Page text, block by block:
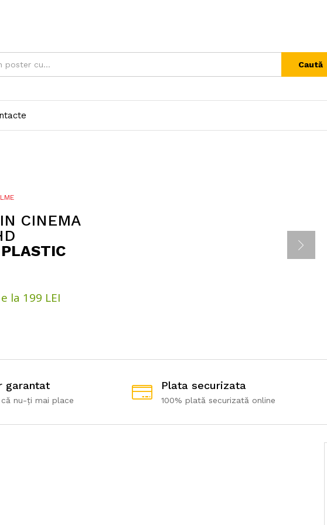
Caută
la 199 LEI
CINEMA
garantat
nu-ți mai place
Plata securizata
100% plată securizată online